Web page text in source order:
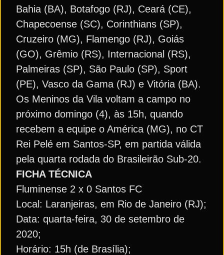
Bahia (BA), Botafogo (RJ), Ceará (CE),
Chapecoense (SC), Corinthians (SP),
Cruzeiro (MG), Flamengo (RJ), Goiás
(GO), Grêmio (RS), Internacional (RS),
Palmeiras (SP), São Paulo (SP), Sport
(PE), Vasco da Gama (RJ) e Vitória (BA).
Os Meninos da Vila voltam a campo no
próximo domingo (4), às 15h, quando
recebem a equipe o América (MG), no CT
Rei Pelé em Santos-SP, em partida válida
pela quarta rodada do Brasileirão Sub-20.
FICHA TÉCNICA
Fluminense 2 x 0 Santos FC
Local: Laranjeiras, em Rio de Janeiro (RJ);
Data: quarta-feira, 30 de setembro de
2020;
Horário: 15h (de Brasília);